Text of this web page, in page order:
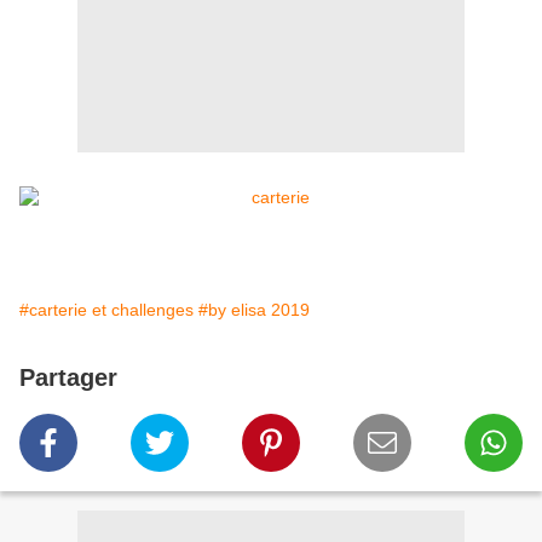
#carterie et challenges #by elisa 2019
Partager